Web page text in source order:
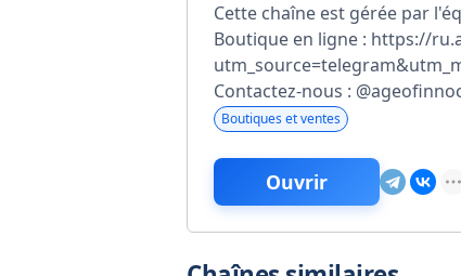
Cette chaîne est gérée par
Boutique en ligne : https://
Contactez-nous :
Boutiques et ventes
Ouvrir